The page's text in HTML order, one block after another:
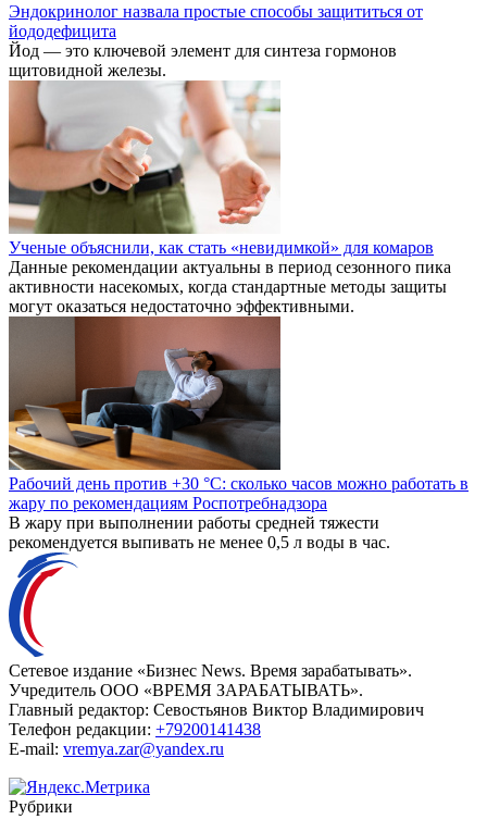
Эндокринолог назвала простые способы защититься от
йододефицита
Йод — это ключевой элемент для синтеза гормонов
щитовидной железы.
Ученые объяснили, как стать «невидимкой» для комаров
Данные рекомендации актуальны в период сезонного пика
активности насекомых, когда стандартные методы защиты
могут оказаться недостаточно эффективными.
Рабочий день против +30 °C: сколько часов можно работать в
жару по рекомендациям Роспотребнадзора
В жару при выполнении работы средней тяжести
рекомендуется выпивать не менее 0,5 л воды в час.
Сетевое издание «Бизнес News. Время зарабатывать».
Учредитель ООО «ВРЕМЯ ЗАРАБАТЫВАТЬ».
Главный редактор: Севостьянов Виктор Владимирович
Телефон редакции: +79200141438
E-mail: vremya.zar@yandex.ru
Рубрики